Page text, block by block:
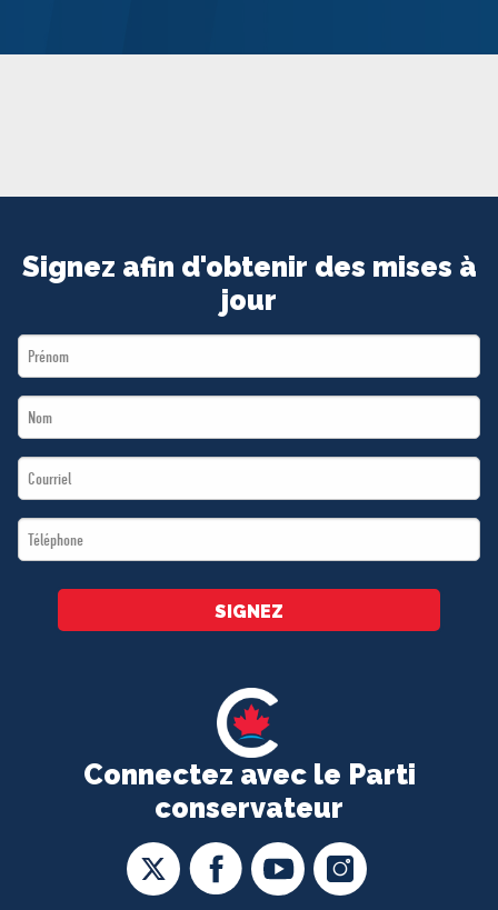
Connectez avec le Parti
conservateur
Signez afin d'obtenir des mises à
jour
First
Name
Last
Name
Email
*
Téléphone
*
SIGNEZ